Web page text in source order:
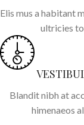
Elis mus a habitant
ultricies
Blandit nibh at
himenaeos